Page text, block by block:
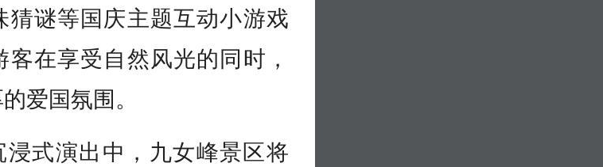
猜谜等国庆主题互动小游戏
在享受自然风光的同时，
爱国氛围。
浸式演出中，九女峰景区将